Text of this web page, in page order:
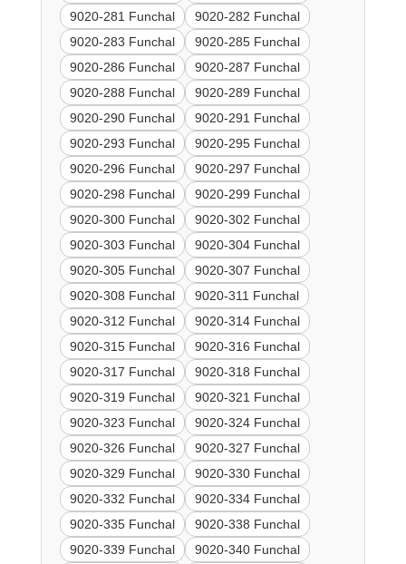
9020-281 Funchal
9020-282 Funchal
9020-283 Funchal
9020-285 Funchal
9020-286 Funchal
9020-287 Funchal
9020-288 Funchal
9020-289 Funchal
9020-290 Funchal
9020-291 Funchal
9020-293 Funchal
9020-295 Funchal
9020-296 Funchal
9020-297 Funchal
9020-298 Funchal
9020-299 Funchal
9020-300 Funchal
9020-302 Funchal
9020-303 Funchal
9020-304 Funchal
9020-305 Funchal
9020-307 Funchal
9020-308 Funchal
9020-311 Funchal
9020-312 Funchal
9020-314 Funchal
9020-315 Funchal
9020-316 Funchal
9020-317 Funchal
9020-318 Funchal
9020-319 Funchal
9020-321 Funchal
9020-323 Funchal
9020-324 Funchal
9020-326 Funchal
9020-327 Funchal
9020-329 Funchal
9020-330 Funchal
9020-332 Funchal
9020-334 Funchal
9020-335 Funchal
9020-338 Funchal
9020-339 Funchal
9020-340 Funchal